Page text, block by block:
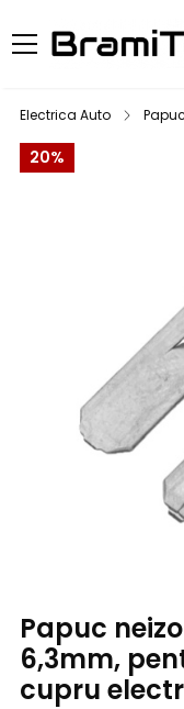
Electrica Auto
20%
Papuc
6,3mm,
cupru